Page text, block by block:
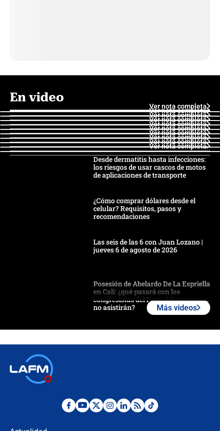
En video
Ver nota completa
Ver nota completa
Ver nota completa
Ver nota completa
Ver nota completa
Ver nota completa
Ver nota completa
Ver nota completa
Ver nota completa
Ver nota completa
Desde dermatitis hasta infecciones:
los riesgos de usar cascos de motos
de aplicaciones de transporte
¿Cómo comprar dólares desde el
celular? Requisitos, pasos y
recomendaciones
Las seis de las 6 con Juan Lozano |
jueves 6 de agosto de 2026
Posesión de Abelardo De La Espriella
en Cali: ¿qué pasará con los
congresistas del Pacto Histórico que
no asistirán?
crece el pulso por la elección del
¿Por qué De la Espriella gobernará
Más videos